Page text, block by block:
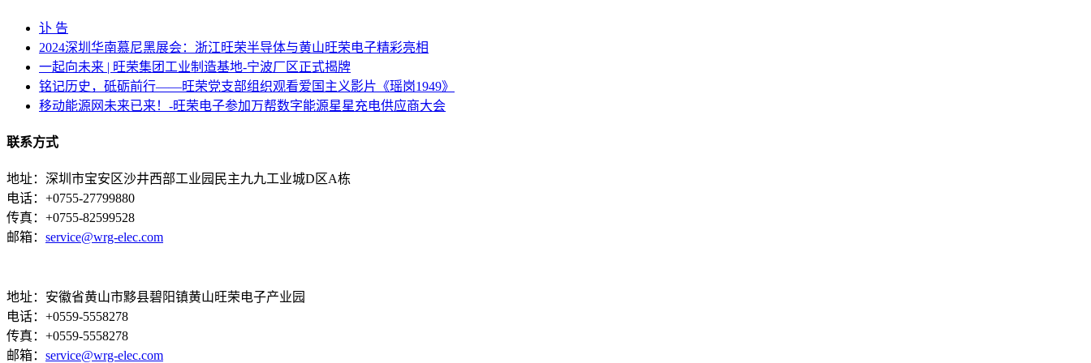
讣 告
2024深圳华南慕尼黑展会：浙江旺荣半导体与黄山旺荣电子精彩亮相
一起向未来 | 旺荣集团工业制造基地-宁波厂区正式揭牌
铭记历史，砥砺前行——旺荣党支部组织观看爱国主义影片《瑶岗1949》
移动能源网未来已来！-旺荣电子参加万帮数字能源星星充电供应商大会
联系方式
地址：深圳市宝安区沙井西部工业园民主九九工业城D区A栋
电话：+0755-27799880
传真：+0755-82599528
邮箱： service@wrg-elec.com
地址：安徽省黄山市黟县碧阳镇黄山旺荣电子产业园
电话：+0559-5558278
传真：+0559-5558278
邮箱： service@wrg-elec.com